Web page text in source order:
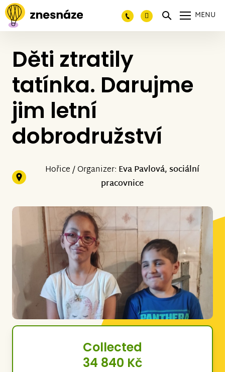
MENU
Děti ztratily
tatínka. Darujme
jim letní
dobrodružství
Hořice / Organizer: Eva Pavlová, sociální
pracovnice
Collected
34 840 Kč